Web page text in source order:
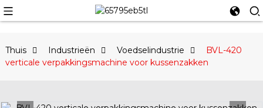
Thuis Industrieën Voedselindustrie
BVL-420
verticale verpakkingsmachine voor kussenzakken